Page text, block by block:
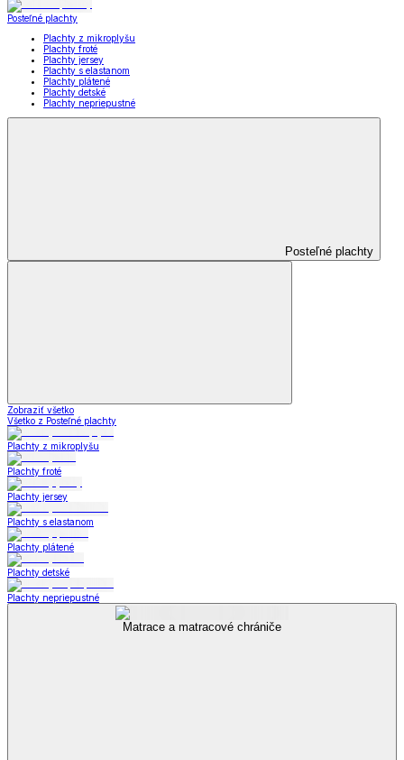
Posteľné plachty
Plachty z mikroplyšu
Plachty froté
Plachty jersey
Plachty s elastanom
Plachty plátené
Plachty detské
Plachty nepriepustné
Posteľné plachty
Zobraziť všetko
Všetko z Posteľné plachty
Plachty z mikroplyšu
Plachty froté
Plachty jersey
Plachty s elastanom
Plachty plátené
Plachty detské
Plachty nepriepustné
Matrace a matracové chrániče